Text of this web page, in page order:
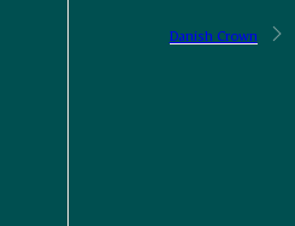
Danish Crown